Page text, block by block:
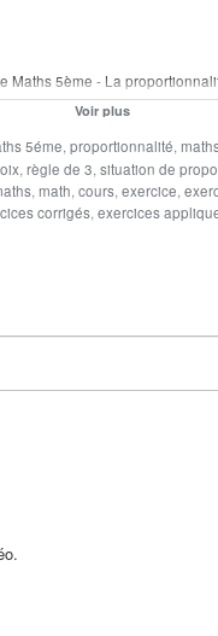
Maths 5ème - La
la règle de trois
Voir plus
5éme, proportionnalité,
, règle de 3, situation de
, math, cours, exercice,
corrigés, exercices